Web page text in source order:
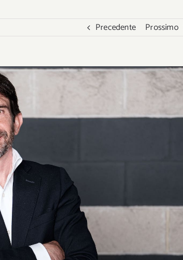
Precedente Prossimo